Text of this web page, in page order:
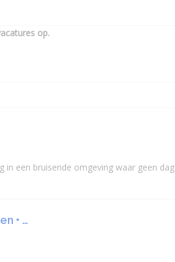
op.
in een bruisende omgeving waar geen dag
• …